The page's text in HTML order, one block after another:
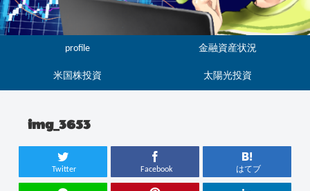
profile 金融資産状況
米国株投資 太陽光投資
img_3653
Twitter Facebook はてブ